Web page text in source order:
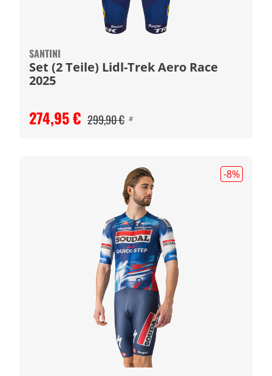
SANTINI
Set (2 Teile) Lidl-Trek Aero Race
2025
274,95 € 299,90 € #
-8%